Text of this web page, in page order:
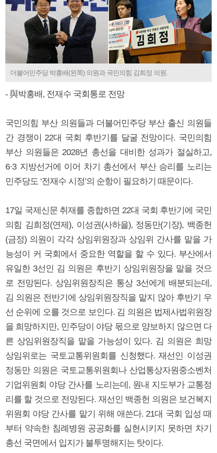
더불어민주당 박홍배(왼쪽) 의원과 국민의힘 김희정 의원.
- 與박홍배, 전재수 국회통로 전망
국민의힘 부산 의원들과 더불어민주당 부산 출신 의원들
간 경쟁이 22대 국회 후반기를 달굴 전망이다. 국민의힘
부산 의원들은 2028년 총선을 대비한 성과가 절실하고,
6·3 지방선거에 이어 차기 총선에서 부산 승리를 노리는
민주당도 ‘전재수 시정’의 순항이 필요하기 때문이다.
17일 국제신문 취재를 종합하면 22대 국회 후반기에 국민
의힘 김희정(연제), 이성권(사하을), 정동만(기장), 백종헌
(금정) 의원이 각각 상임위원장과 상임위 간사를 맡을 가
능성이 커 국회에서 중요한 역할을 할 수 있다. 부산에서
유일한 3선인 김 의원은 후반기 상임위원장을 맡을 것으
로 전망된다. 상임위원장직은 통상 3선에게 배분되는데,
김 의원은 전반기에 상임위원장직을 맡지 않아 후반기 우
선 순위에 오를 것으로 보인다. 김 의원은 법제사법위원장
을 희망하지만, 민주당이 야당 몫으로 양보하지 않으면 다
른 상임위원장직을 맡을 가능성이 있다. 김 의원은 희망
상임위로는 국토교통위원회를 신청했다. 재선인 이성권
정동만 의원은 국토교통위원회나 산업통상자원중소벤처
기업위원회 야당 간사를 노리는데, 원내 지도부가 교통정
리를 할 것으로 전망된다. 재선인 백종헌 의원은 보건복지
위원회 야당 간사를 맡기 위해 애쓴다. 21대 국회 입성 때
부터 약속한 침례병원 공공화를 실현시키지 못하면 차기
총선 국면에서 입지가 불투명해지는 탓이다.